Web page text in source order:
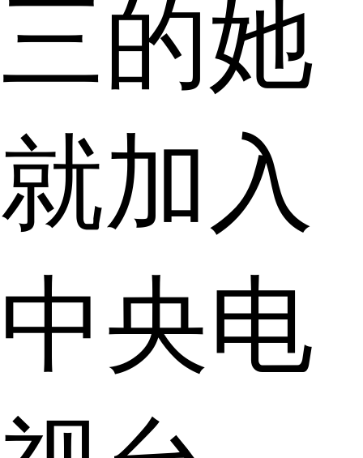
三的她
就加入
中央电